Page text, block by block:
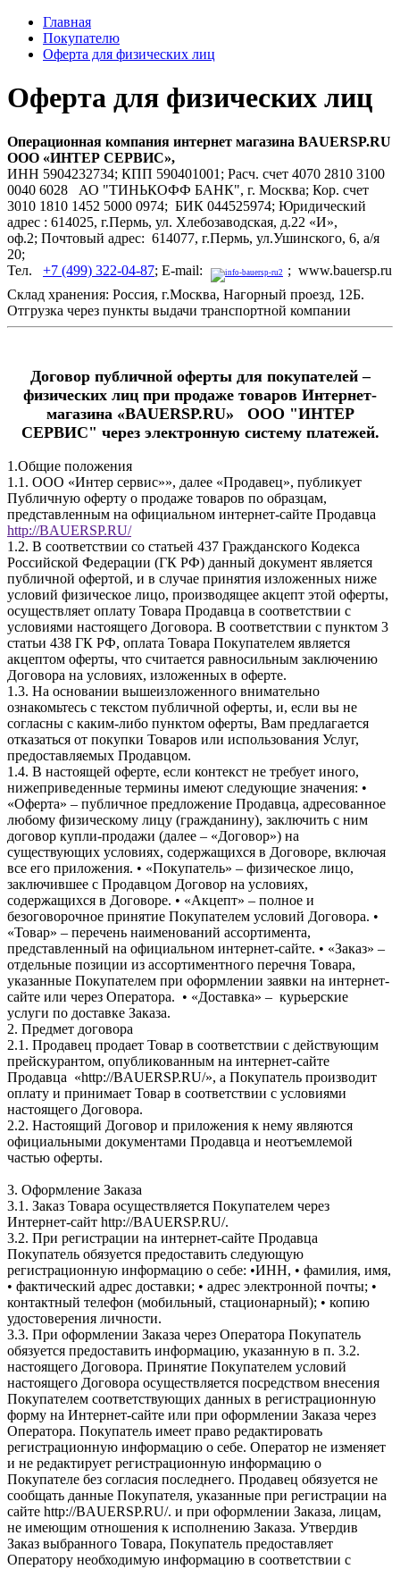
Главная
Покупателю
Оферта для физических лиц
Оферта для физических лиц
Операционная компания интернет магазина BAUERSP.RU
ООО «ИНТЕР СЕРВИС»,
ИНН 5904232734; КПП 590401001; Расч. счет 4070 2810 3100
0040 6028 АО "ТИНЬКОФФ БАНК", г. Москва; Кор. счет
3010 1810 1452 5000 0974; БИК 044525974; Юридический
адрес : 614025, г.Пермь, ул. Хлебозаводская, д.22 «И»,
оф.2; Почтовый адрес: 614077, г.Пермь, ул.Ушинского, 6, а/я
20;
Тел. +7 (499) 322-04-87; Е-mail:
; www.bauersp.ru
Cклад хранения: Россия, г.Москва, Нагорный проезд, 12Б.
Отгрузка через пункты выдачи транспортной компании
Договор публичной оферты для покупателей –
физических лиц при продаже товаров Интернет-
магазина «BAUERSP.RU» ООО "ИНТЕР
СЕРВИС" через электронную систему платежей.
1.Общие положения
1.1. ООО «Интер сервис»», далее «Продавец», публикует
Публичную оферту о продаже товаров по образцам,
представленным на официальном интернет-сайте Продавца
http://BAUERSP.RU/
1.2. В соответствии со статьей 437 Гражданского Кодекса
Российской Федерации (ГК РФ) данный документ является
публичной офертой, и в случае принятия изложенных ниже
условий физическое лицо, производящее акцепт этой оферты,
осуществляет оплату Товара Продавца в соответствии с
условиями настоящего Договора. В соответствии с пунктом 3
статьи 438 ГК РФ, оплата Товара Покупателем является
акцептом оферты, что считается равносильным заключению
Договора на условиях, изложенных в оферте.
1.3. На основании вышеизложенного внимательно
ознакомьтесь с текстом публичной оферты, и, если вы не
согласны с каким-либо пунктом оферты, Вам предлагается
отказаться от покупки Товаров или использования Услуг,
предоставляемых Продавцом.
1.4. В настоящей оферте, если контекст не требует иного,
нижеприведенные термины имеют следующие значения: •
«Оферта» – публичное предложение Продавца, адресованное
любому физическому лицу (гражданину), заключить с ним
договор купли-продажи (далее – «Договор») на
существующих условиях, содержащихся в Договоре, включая
все его приложения. • «Покупатель» – физическое лицо,
заключившее с Продавцом Договор на условиях,
содержащихся в Договоре. • «Акцепт» – полное и
безоговорочное принятие Покупателем условий Договора. •
«Товар» – перечень наименований ассортимента,
представленный на официальном интернет-сайте. • «Заказ» –
отдельные позиции из ассортиментного перечня Товара,
указанные Покупателем при оформлении заявки на интернет-
сайте или через Оператора. • «Доставка» – курьерские
услуги по доставке Заказа.
2. Предмет договора
2.1. Продавец продает Товар в соответствии с действующим
прейскурантом, опубликованным на интернет-сайте
Продавца «http://BAUERSP.RU/», а Покупатель производит
оплату и принимает Товар в соответствии с условиями
настоящего Договора.
2.2. Настоящий Договор и приложения к нему являются
официальными документами Продавца и неотъемлемой
частью оферты.
3. Оформление Заказа
3.1. Заказ Товара осуществляется Покупателем через
Интернет-сайт http://BAUERSP.RU/.
3.2. При регистрации на интернет-сайте Продавца
Покупатель обязуется предоставить следующую
регистрационную информацию о себе: •ИНН, • фамилия, имя,
• фактический адрес доставки; • адрес электронной почты; •
контактный телефон (мобильный, стационарный); • копию
удостоверения личности.
3.3. При оформлении Заказа через Оператора Покупатель
обязуется предоставить информацию, указанную в п. 3.2.
настоящего Договора. Принятие Покупателем условий
настоящего Договора осуществляется посредством внесения
Покупателем соответствующих данных в регистрационную
форму на Интернет-сайте или при оформлении Заказа через
Оператора. Покупатель имеет право редактировать
регистрационную информацию о себе. Оператор не изменяет
и не редактирует регистрационную информацию о
Покупателе без согласия последнего. Продавец обязуется не
сообщать данные Покупателя, указанные при регистрации на
сайте http://BAUERSP.RU/. и при оформлении Заказа, лицам,
не имеющим отношения к исполнению Заказа. Утвердив
Заказ выбранного Товара, Покупатель предоставляет
Оператору необходимую информацию в соответствии с